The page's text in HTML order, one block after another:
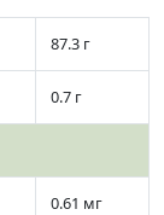
87.3 г
0.7 г
0.61 мг